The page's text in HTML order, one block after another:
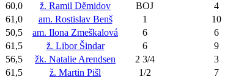
60,0 ž. Ramil Děmidov BOJ 4
61,0 am. Rostislav Benš 1 10
50,5 am. Ilona Zmeškalová 6 6
61,5 ž. Libor Šindar 6 9
56,5 žk. Natalie Arendsen 2 3/4 3
61,5 ž. Martin Pišl 1/2 7